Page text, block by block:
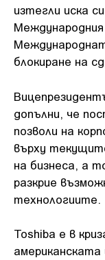
изтегли иска
блокиране на
допълни, че
позволи на
върху
на бизнеса, а
разкрие
технологиите.
Toshiba е в